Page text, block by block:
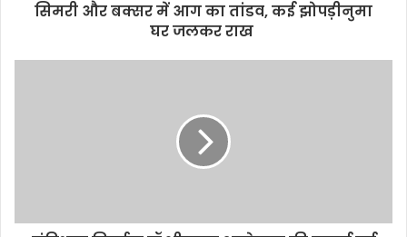
सिमरी और बक्सर में आग का तांडव, कई झोपड़ीनुमा
घर जलकर राख